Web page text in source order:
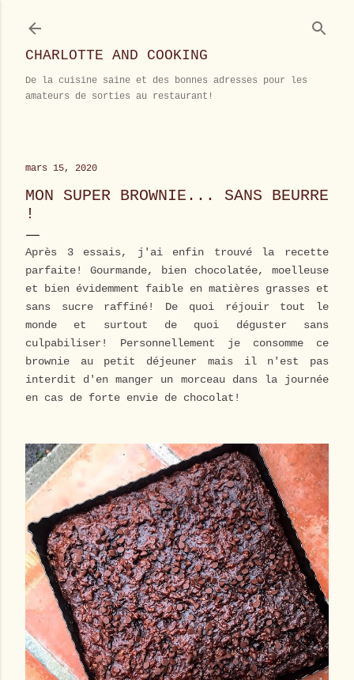
CHARLOTTE AND COOKING
De la cuisine saine et des bonnes adresses pour les
amateurs de sorties au restaurant!
mars 15, 2020
MON SUPER BROWNIE... SANS BEURRE
!
Après 3 essais, j'ai enfin trouvé la recette
parfaite! Gourmande, bien chocolatée, moelleuse
et bien évidemment faible en matières grasses et
sans sucre raffiné! De quoi réjouir tout le
monde et surtout de quoi déguster sans
culpabiliser! Personnellement je consomme ce
brownie au petit déjeuner mais il n'est pas
interdit d'en manger un morceau dans la journée
en cas de forte envie de chocolat!